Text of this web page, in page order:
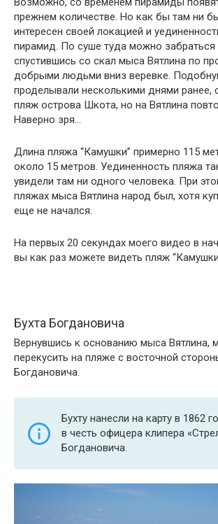
прежнем количестве. Но как бы там ни
интересен своей локацией и
пирамид. По суше туда можно забраться
спустившись со скал мыса Вятлина по
добрыми людьми вниз веревке.
проделывали несколькими днями ранее,
пляж острова Шкота, но на Вятлина
Наверно зря…
Длина пляжа “Камушки” примерно 115
около 15 метров. Уединенность пляжа
увидели там ни одного человека. При
пляжах мыса Вятлина народ был, хотя
еще не начался.
На первых 20 секундах моего видео в
вы как раз можете видеть пляж
Бухта Богдановича
Вернувшись к основанию мыса Вятлина,
перекусить на пляже с восточной
Богдановича.
Бухту нанесли на карту в 1862
в честь офицера клипера
Богдановича.